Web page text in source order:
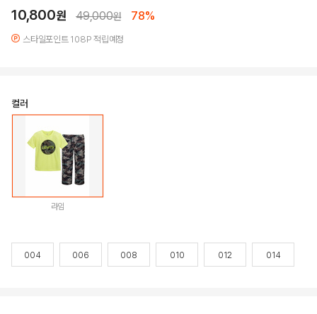
10,800원 49,000원 78%
스타일포인트 108P 적립예정
컬러
라임
004 006 008 010 012 014